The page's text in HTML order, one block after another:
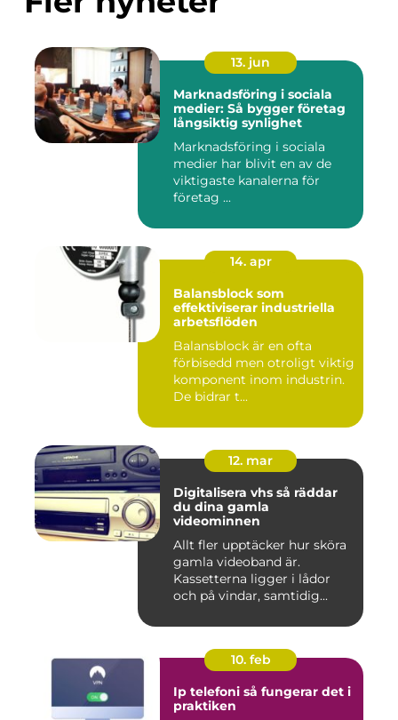
13. jun
Marknadsföring i sociala
medier: Så bygger företag
långsiktig synlighet
Marknadsföring i sociala
medier har blivit en av de
viktigaste kanalerna för
företag ...
14. apr
Balansblock som
effektiviserar industriella
arbetsflöden
Balansblock är en ofta
förbisedd men otroligt viktig
komponent inom industrin.
De bidrar t...
12. mar
Digitalisera vhs så räddar
du dina gamla
videominnen
Allt fler upptäcker hur sköra
gamla videoband är.
Kassetterna ligger i lådor
och på vindar, samtidig...
10. feb
Ip telefoni så fungerar det i
praktiken